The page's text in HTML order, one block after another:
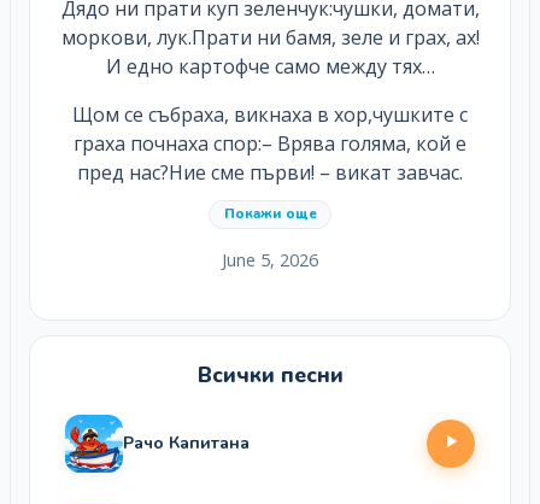
Дядо ни прати куп зеленчук:чушки, домати,
моркови, лук.Прати ни бамя, зеле и грах, ах!
И едно картофче само между тях…
Щом се събраха, викнаха в хор,чушките с
граха почнаха спор:– Врява голяма, кой е
пред нас?Ние сме първи! – викат завчас.
Покажи още
June 5, 2026
Всички песни
Рачо Капитана